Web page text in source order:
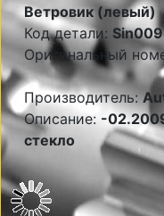
Ветровик (левый)
Код детали:
Оригинальный
Производитель:
Описание: -
стекло